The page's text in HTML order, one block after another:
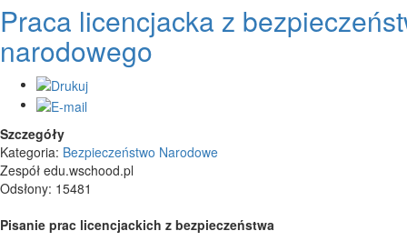
Praca licencjacka z
narodowego
Szczegóły
Kategoria: Bezpieczeństwo Narodowe
Zespół edu.wschood.pl
Odsłony: 15481
Pisanie prac licencjackich z bezpieczeństwa